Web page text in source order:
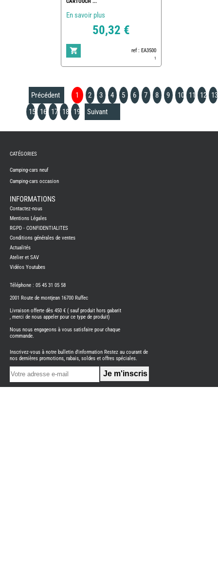
En savoir plus
50,32 €
ref : EA3500
1
Précédent 1 2 3 4 5 6 7 8 9 10 11 12
13
15
16 17 18 19 Suivant
CAMPING-
NEUFS
CAMPING-
CAMPING-
BENIMAR
CAMPING-
CARADO
CAMPING-
ITINEO
CAMPING-
OCCASION
CARADO
NEUFS
FOURGON
BENIMAR
FOURGON
CATÉGORIES
Camping-cars neuf
Camping-cars occasion
INFORMATIONS
Contactez-nous
Mentions Légales
RGPD - CONFIDENTIALITES
Conditions générales de ventes
Actualités
Atelier et SAV
Vidéos Youtubes
Téléphone : 05 45 31 05 58
2001 Route de montjean 16700 Ruffec
Livraison offerte dès 450 € ( sauf produit hors gabarit
, merci de nous appeler pour ce type de produit)
Nous nous engageons à vous satisfaire pour chaque
commande.
Inscrivez-vous à notre bulletin d'information Restez au courant de
nos dernières promotions, rabais, soldes et offres spéciales.